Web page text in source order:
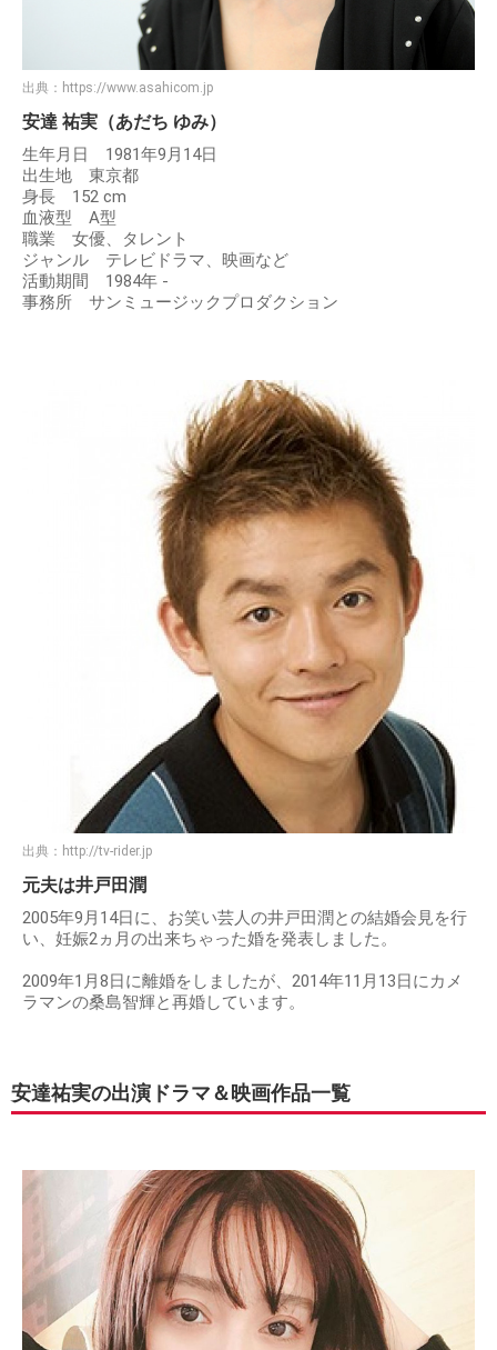
出典： https://www.asahicom.jp
安達 祐実（あだち ゆみ）
生年月日 1981年9月14日
出生地 東京都
身長 152 cm
血液型 A型
職業 女優、タレント
ジャンル テレビドラマ、映画など
活動期間 1984年 -
事務所 サンミュージックプロダクション
出典： http://tv-rider.jp
元夫は井戸田潤
2005年9月14日に、お笑い芸人の井戸田潤との結婚会見を行
い、妊娠2ヵ月の出来ちゃった婚を発表しました。
2009年1月8日に離婚をしましたが、2014年11月13日にカメ
ラマンの桑島智輝と再婚しています。
安達祐実の出演ドラマ＆映画作品一覧